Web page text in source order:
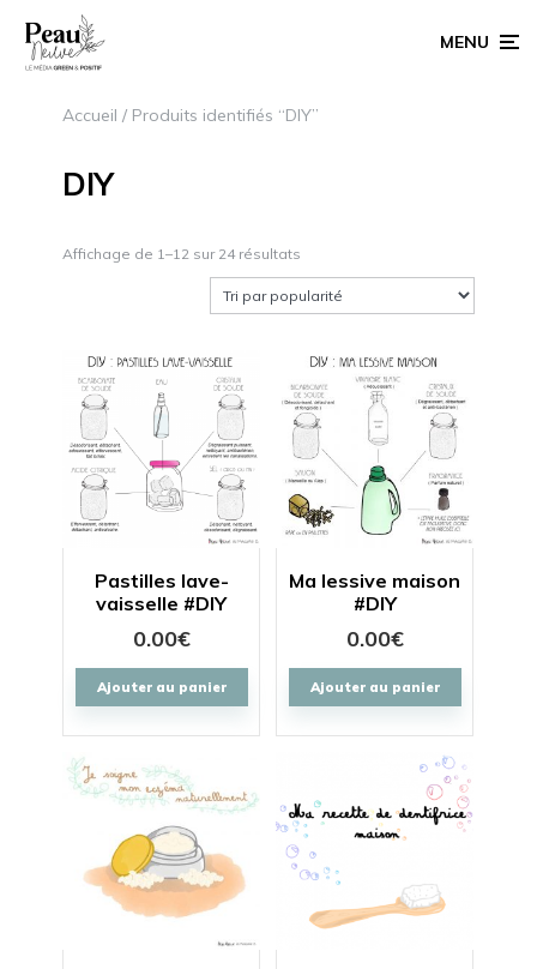
MENU
Accueil / Produits identifiés “DIY”
DIY
Affichage de 1–12 sur 24 résultats
Pastilles lave-
vaisselle #DIY
0.00€
Ajouter au panier
Ma lessive maison
#DIY
0.00€
Ajouter au panier